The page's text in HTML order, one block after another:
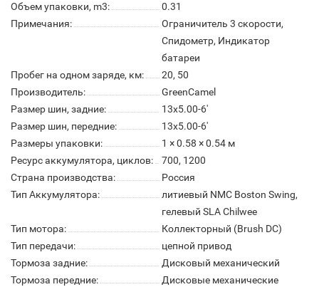
Объем упаковки, m3:
0.31
Примечания:
Ограничитель 3 скорости,
Спидометр, Индикатор
батареи
Пробег на одном заряде, км:
20, 50
Производитель:
GreenCamel
Размер шин, задние:
13х5.00-6'
Размер шин, передние:
13х5.00-6'
Размеры упаковки:
1 × 0.58 × 0.54 м
Ресурс аккумулятора, циклов:
700, 1200
Страна производства:
Россия
Тип Аккумулятора:
литиевый NMC Boston Swing,
гелевый SLA Chilwee
Тип мотора:
Коллекторный (Brush DC)
Тип передачи:
цепной привод
Тормоза задние:
Дисковый механический
Тормоза передние:
Дисковые механические